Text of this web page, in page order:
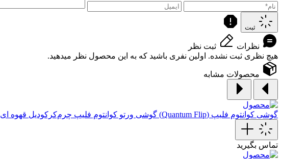
ثبت
نظرات
ثبت نظر
هیچ نظری ثبت نشده. اولین نفری باشید که به این محصول نظر میدهید.
محصولات مشابه
گوشی کوانتوم فلیپ (Quantum Flip) گوشی ورتو کوانتوم فلیپ چرم‌کرکودیل قهوه ای
تماس بگیرید